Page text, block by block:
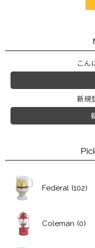
こん
新規
Federal (102)
Coleman (0)